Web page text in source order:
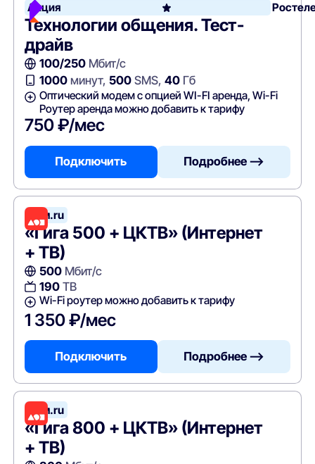
Акция
Технологии общения. Тест-
драйв
100/250Мбит/с
1000минут, 500SMS, 40Гб
Оптический модем с опцией WI-FI аренда, Wi-Fi
Роутер аренда можно добавить к тарифу
750 ₽/мес
Подключить Подробнее —>
Дом.ru
«Гига 500 + ЦКТВ» (Интернет
+ ТВ)
500Мбит/с
190ТВ
Wi-Fi роутер можно добавить к тарифу
1 350 ₽/мес
Подключить Подробнее —>
Дом.ru
«Гига 800 + ЦКТВ» (Интернет
+ ТВ)